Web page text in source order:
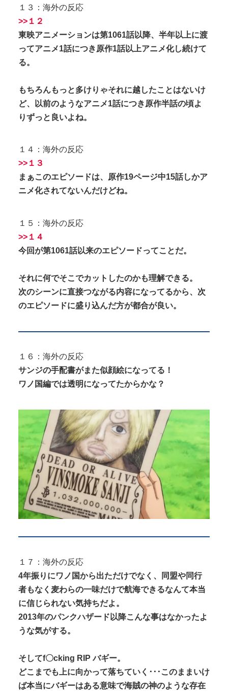
１３：海外の反応
>>１２
東映アニメーションは第1061話以降、半年以上に渡
ってアニメ1話につき原作1話以上アニメ化し続けて
る。
もちろんもっと多けりゃそれに越したことはないけ
ど、以前のようなアニメ1話につき原作半話の頃よ
りずっと良いよね。
１４：海外の反応
>>１３
まぁこのエピソードは、原作19ページ中15話しかア
ニメ化されてないんだけどね。
１５：海外の反応
>>１４
今回が第1061話以来のエピソードってことだ。
それに何でそこでカットしたのかも理解できる。
次のシーンに直接つながる内容になってるから、次
のエピソードに盛り込んだ方が都合が良い。
１６：海外の反応
サンジの手配書がまた似顔絵になってる！
ワノ国編では透明になってたからかな？
１７：海外の反応
4年振りにワノ国から出ただけでなく、同盟や同行
者もなく麦わらの一味だけで航海できるなんて本当
に信じられない気持ちだよ。
2013年のパンクハザード以降こんな事はなかったよ
うな気がする。
そしてf〇cking RIP バギー。
どこまでも上に向かって落ちていく･･･このままいけ
ば本当にバギーはある意味で海賊の神のような存在